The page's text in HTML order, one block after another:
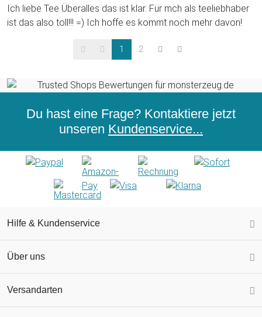
Ich liebe Tee Überalles das ist klar. Für mch als teeliebhaber
ist das also toll!!! =) Ich hoffe es kommt noch mehr davon!
1 2
Du hast eine Frage? Kontaktiere jetzt
unseren Kundenservice...
Hilfe & Kundenservice
Über uns
Versandarten